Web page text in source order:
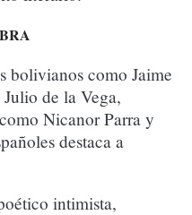
bolivianos como Jaime
de la Vega,
Nicanor Parra y
destaca a
intimista,